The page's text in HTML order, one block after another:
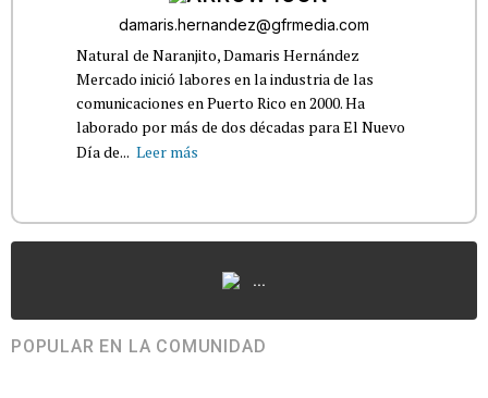
damaris.hernandez@gfrmedia.com
Natural de Naranjito, Damaris Hernández
Mercado inició labores en la industria de las
comunicaciones en Puerto Rico en 2000. Ha
laborado por más de dos décadas para El Nuevo
Día de... Leer más
...
POPULAR EN LA COMUNIDAD